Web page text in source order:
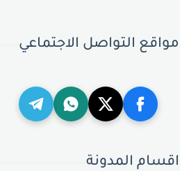
مواقع التواصل الاجتماعي
اقسام المدونة